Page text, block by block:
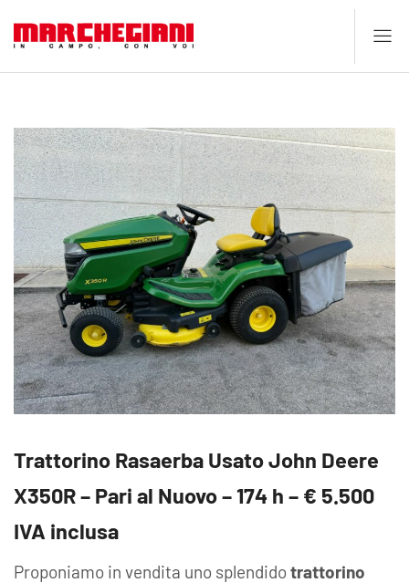
Trattorino Rasaerba Usato John Deere
X350R – Pari al Nuovo – 174 h – € 5.500
IVA inclusa
Proponiamo in vendita uno splendido trattorino